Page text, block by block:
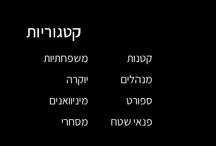
קטגוריות
קטנות
מנהלים
ספורט
פנאי שטח
משפחתיות
יוקרה
מיניוואנים
מסחרי